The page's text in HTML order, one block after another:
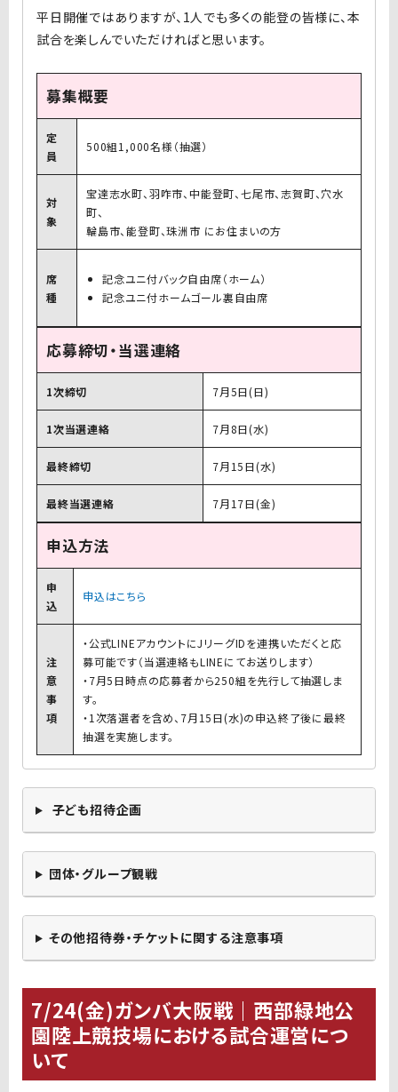
平日開催ではありますが、1人でも多くの能登の皆様に、本
試合を楽しんでいただければと思います。
募集概要
定
員
500組1,000名様（抽選）
対
象
宝達志水町、羽咋市、中能登町、七尾市、志賀町、穴水
町、
輪島市、能登町、珠洲市 にお住まいの方
席
種
記念ユニ付バック自由席（ホーム）
記念ユニ付ホームゴール裏自由席
応募締切・当選連絡
1次締切 7月5日(日)
1次当選連絡 7月8日(水)
最終締切 7月15日(水)
最終当選連絡 7月17日(金)
申込方法
申
込
申込はこちら
注
意
事
項
・公式LINEアカウントにJリーグIDを連携いただくと応
募可能です（当選連絡もLINEにてお送りします）
・7月5日時点の応募者から250組を先行して抽選しま
す。
・1次落選者を含め、7月15日(水)の申込終了後に最終
抽選を実施します。
子ども招待企画
団体・グループ観戦
その他招待券・チケットに関する注意事項
7/24(金)ガンバ大阪戦｜西部緑地公
園陸上競技場における試合運営につ
いて